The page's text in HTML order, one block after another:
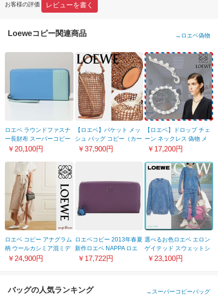
お客様の評価 レビューを書く
Loeweコピー関連商品 → ロエベ偽物
ロエベ ラウンドファスナ
ー長財布 スーパーコピー
109.N10.F13 アナグラム
￥20,100円
【ロエベ】バケット メッ
シュ バッグ コピー（カー
フスキン）21041605
￥37,900円
【ロエベ】ドロップ チェ
ーン ネックレス 偽物 メ
タル＆クリスタル
￥17,200円
ロエベ コピー アナグラム
柄 ウールカシミア混ミデ
ィスカート 21031012
￥24,900円
ロエベコピー 2013年春夏
新作ロエベ NAPPA ロエ
ベナッパ ラウンドファス
￥17,722円
選べるお色ロエベ エロン
ゲイテッド スウェットシ
ャツ 偽物 S540Y24X12
￥23,100円
バッグの人気ランキング → スーパーコピーバッグ